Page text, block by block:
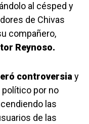
al césped y
de Chivas
compañero,
Reynoso.
controversiay
por no
las
de las